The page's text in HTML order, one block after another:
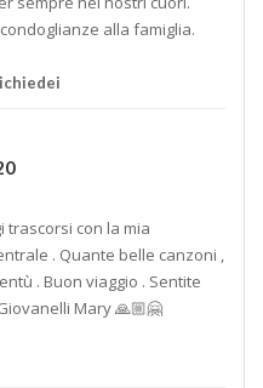
alla famiglia.
trascorsi con la mia
. Quante belle canzoni ,
. Buon viaggio . Sentite
Mary 🙏🏼🤗